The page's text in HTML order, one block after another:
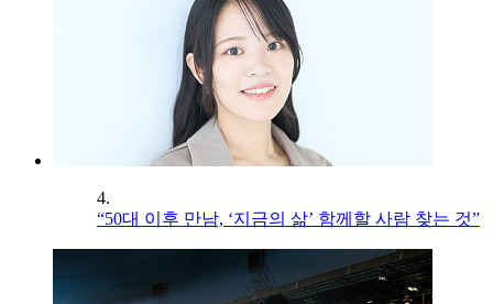
4.
“50대 이후 만남, ‘지금의 삶’ 함께할 사람 찾는 것”